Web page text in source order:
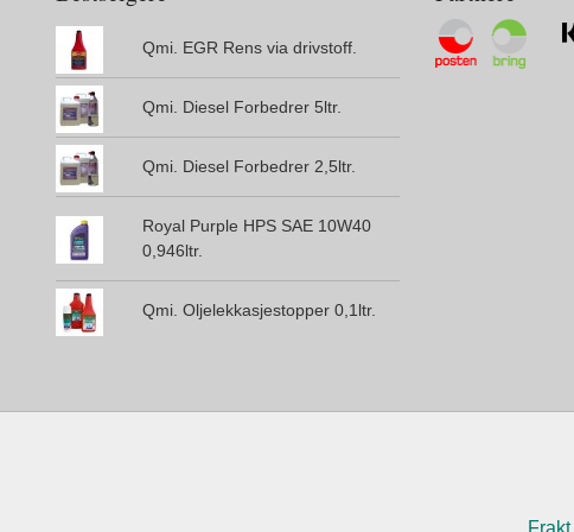
Qmi. EGR Rens via drivstoff.
Qmi. Diesel Forbedrer 5ltr.
Qmi. Diesel Forbedrer 2,5ltr.
Royal Purple HPS SAE 10W40
0,946ltr.
Qmi. Oljelekkasjestopper 0,1ltr.
Frakt